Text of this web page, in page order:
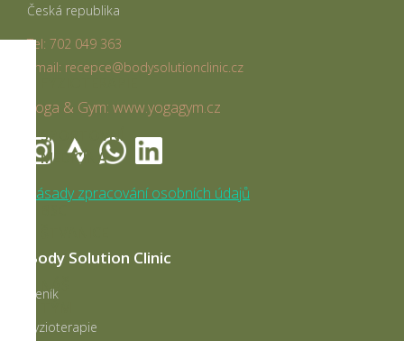
Česká republika
Tel: 702 049 363
email: recepce@bodysolutionclinic.cz
Yoga & Gym: www.yogagym.cz
Zásady zpracování osobních údajů
Body Solution Clinic
Ceník
Fyzioterapie
SPORTOVNÍ
MEDICÍNA
NÁŠ